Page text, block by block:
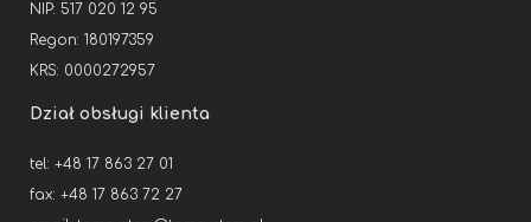
NIP: 517 020 12 95
Regon: 180197359
KRS: 0000272957
Dział obsługi klienta
tel: +48 17 863 27 01
fax: +48 17 863 72 27